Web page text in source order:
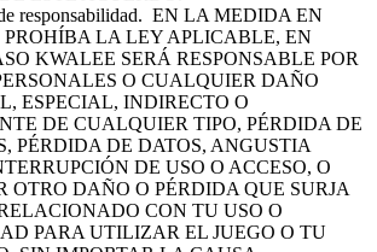
responsabilidad. EN LA MEDIDA EN
PROHÍBA LA LEY APLICABLE, EN
KWALEE SERÁ RESPONSABLE POR
O CUALQUIER DAÑO
ESPECIAL, INDIRECTO O
DE CUALQUIER TIPO, PÉRDIDA DE
PÉRDIDA DE DATOS, ANGUSTIA
DE USO O ACCESO, O
OTRO DAÑO O PÉRDIDA QUE SURJA
CON TU USO O
PARA UTILIZAR EL JUEGO O TU